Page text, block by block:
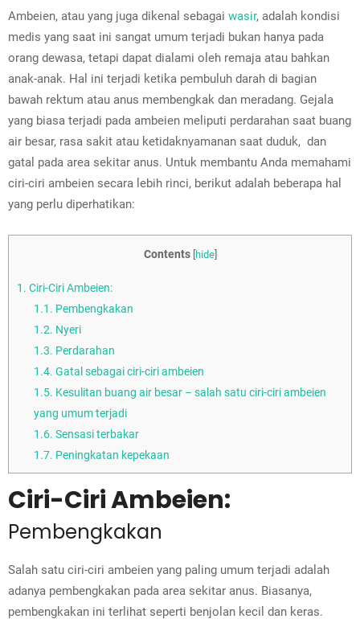
Ambeien, atau yang juga dikenal sebagai wasir, adalah kondisi
medis yang saat ini sangat umum terjadi bukan hanya pada
orang dewasa, tetapi dapat dialami oleh remaja atau bahkan
anak-anak. Hal ini terjadi ketika pembuluh darah di bagian
bawah rektum atau anus membengkak dan meradang. Gejala
yang biasa terjadi pada ambeien meliputi perdarahan saat buang
air besar, rasa sakit atau ketidaknyamanan saat duduk, dan
gatal pada area sekitar anus. Untuk membantu Anda memahami
ciri-ciri ambeien secara lebih rinci, berikut adalah beberapa hal
yang perlu diperhatikan:
Contents hide]
1. Ciri-Ciri Ambeien:
1.1. Pembengkakan
1.2. Nyeri
1.3. Perdarahan
1.4. Gatal sebagai ciri-ciri ambeien
1.5. Kesulitan buang air besar – salah satu ciri-ciri ambeien
yang umum terjadi
1.6. Sensasi terbakar
1.7. Peningkatan kepekaan
Ciri-Ciri Ambeien:
Pembengkakan
Salah satu ciri-ciri ambeien yang paling umum terjadi adalah
adanya pembengkakan pada area sekitar anus. Biasanya,
pembengkakan ini terlihat seperti benjolan kecil dan keras.